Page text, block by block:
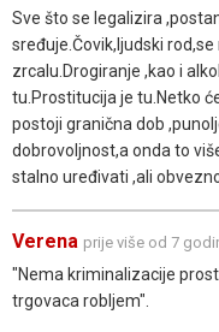
Sve što se legalizira
sređuje.Čovik,ljudski
zrcalu.Drogiranje ,kao i
tu.Prostitucija je tu.Netko
postoji granična dob
dobrovoljnost,a onda to
stalno uređivati ,ali
Verena prije više od 7
"Nema kriminalizacije
trgovaca robljem".